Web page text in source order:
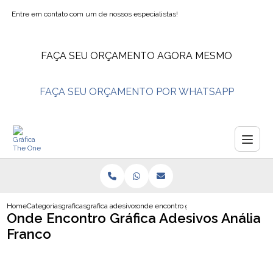
Entre em contato com um de nossos especialistas!
FAÇA SEU ORÇAMENTO AGORA MESMO
FAÇA SEU ORÇAMENTO POR WHATSAPP
HomeCategoriasgraficasgrafica adesivosonde encontro grafica adesivos analia
Onde Encontro Gráfica Adesivos Anália
Franco